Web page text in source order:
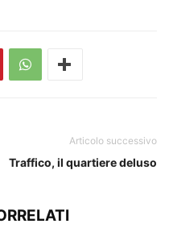
Articolo successivo
Traffico, il quartiere deluso